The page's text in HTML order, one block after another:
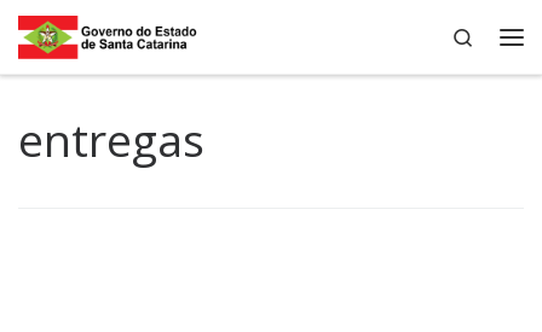
Skip to content
Search
entregas